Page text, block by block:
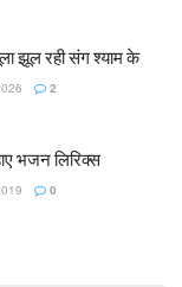
झूल रही संग श्याम के
2
भजन लिरिक्स
0